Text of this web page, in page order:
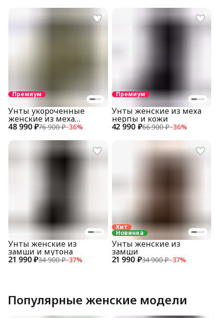
Премиум
48 990 ₽76 900 ₽−36%
Унты укороченные
женские из меха
пятнистой нерпы
Премиум
42 990 ₽66 900 ₽−36%
Унты женские из меха
нерпы и кожи
21 990 ₽34 900 ₽−37%
Унты женские из
замши и мутона
Хит
Новинка
21 990 ₽34 900 ₽−37%
Унты женские из
замши
Популярные женские модели